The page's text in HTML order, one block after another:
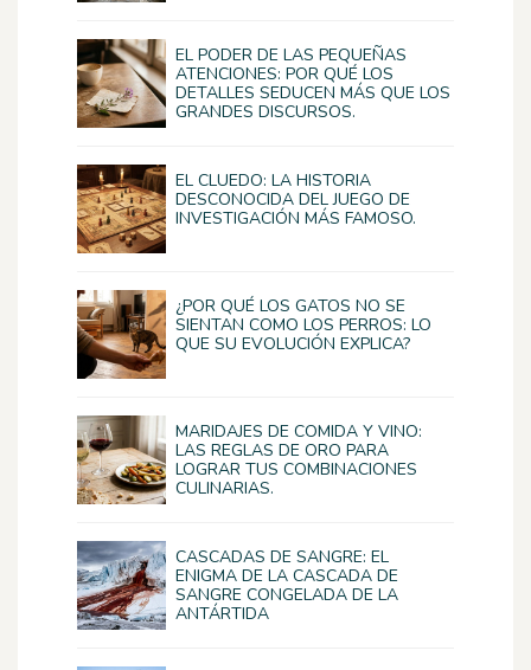
EL PODER DE LAS PEQUEÑAS
ATENCIONES: POR QUÉ LOS
DETALLES SEDUCEN MÁS QUE LOS
GRANDES DISCURSOS.
EL CLUEDO: LA HISTORIA
DESCONOCIDA DEL JUEGO DE
INVESTIGACIÓN MÁS FAMOSO.
¿POR QUÉ LOS GATOS NO SE
SIENTAN COMO LOS PERROS: LO
QUE SU EVOLUCIÓN EXPLICA?
MARIDAJES DE COMIDA Y VINO:
LAS REGLAS DE ORO PARA
LOGRAR TUS COMBINACIONES
CULINARIAS.
CASCADAS DE SANGRE: EL
ENIGMA DE LA CASCADA DE
SANGRE CONGELADA DE LA
ANTÁRTIDA